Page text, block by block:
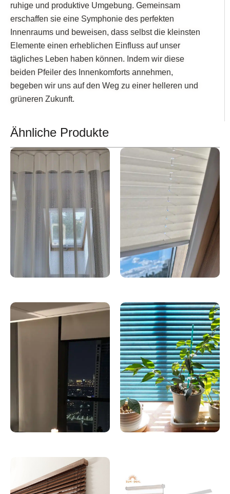
ruhige und produktive Umgebung. Gemeinsam
erschaffen sie eine Symphonie des perfekten
Innenraums und beweisen, dass selbst die kleinsten
Elemente einen erheblichen Einfluss auf unser
tägliches Leben haben können. Indem wir diese
beiden Pfeiler des Innenkomforts annehmen,
begeben wir uns auf den Weg zu einer helleren und
grüneren Zukunft.
Ähnliche Produkte